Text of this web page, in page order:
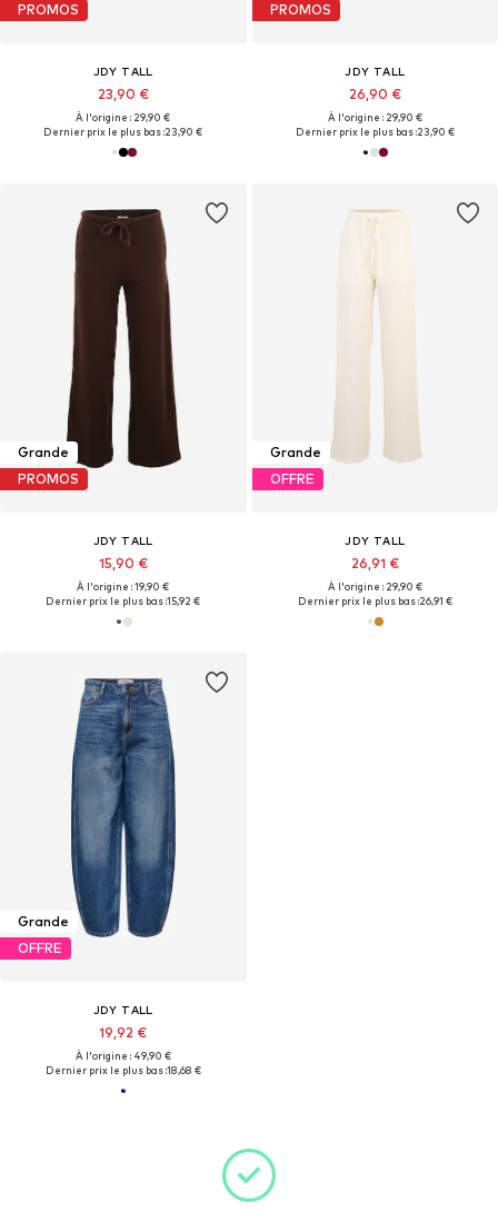
PROMOS
JDY TALL
23,90 €
À l'origine : 29,90 €
Dernier prix le plus bas :23,90 €
PROMOS
JDY TALL
26,90 €
À l'origine : 29,90 €
Dernier prix le plus bas :23,90 €
Grande
PROMOS
JDY TALL
15,90 €
À l'origine : 19,90 €
Dernier prix le plus bas :15,92 €
Grande
OFFRE
JDY TALL
26,91 €
À l'origine : 29,90 €
Dernier prix le plus bas :26,91 €
Grande
OFFRE
JDY TALL
19,92 €
À l'origine : 49,90 €
Dernier prix le plus bas :18,68 €